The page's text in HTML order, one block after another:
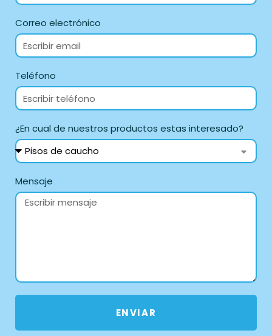
Correo electrónico
Teléfono
¿En cual de nuestros productos estas interesado?
Mensaje
ENVIAR